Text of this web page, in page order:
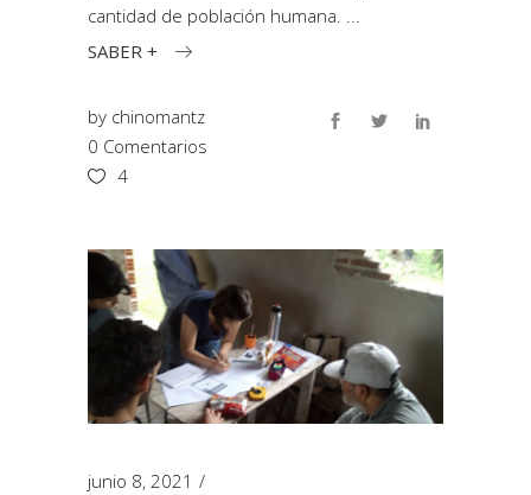
cantidad de población humana.
SABER +
by chinomantz
0 Comentarios
4
junio 8, 2021